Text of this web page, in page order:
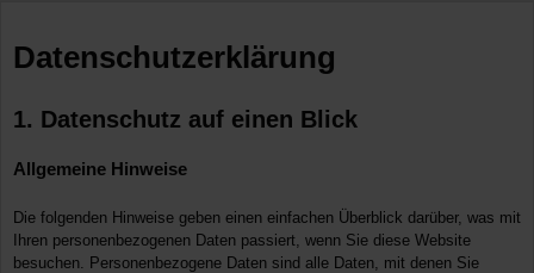
Datenschutz­erklärung
1. Datenschutz auf einen Blick
Allgemeine Hinweise
Die folgenden Hinweise geben einen einfachen Überblick darüber, was mit
Ihren personenbezogenen Daten passiert, wenn Sie diese Website
besuchen. Personenbezogene Daten sind alle Daten, mit denen Sie